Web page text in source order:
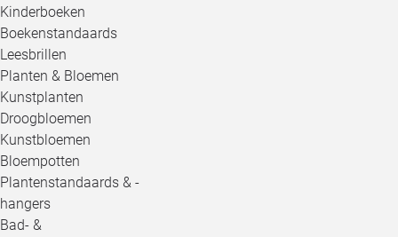
Kinderboeken
Boekenstandaards
Leesbrillen
Planten & Bloemen
Kunstplanten
Droogbloemen
Kunstbloemen
Bloempotten
Plantenstandaards & -
hangers
Bad- &